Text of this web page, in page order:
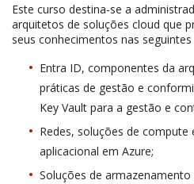
Este curso destina-se a
arquitetos de soluções cloud que
seus conhecimentos nas seguintes
Entra ID, componentes da
práticas de gestão e
Key Vault para a gestão e
Redes, soluções de compute
aplicacional em Azure;
Soluções de